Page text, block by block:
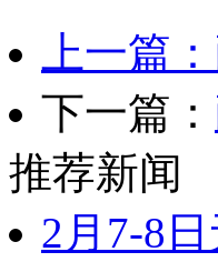
上一篇
下一篇：
推荐新闻
2月7-8